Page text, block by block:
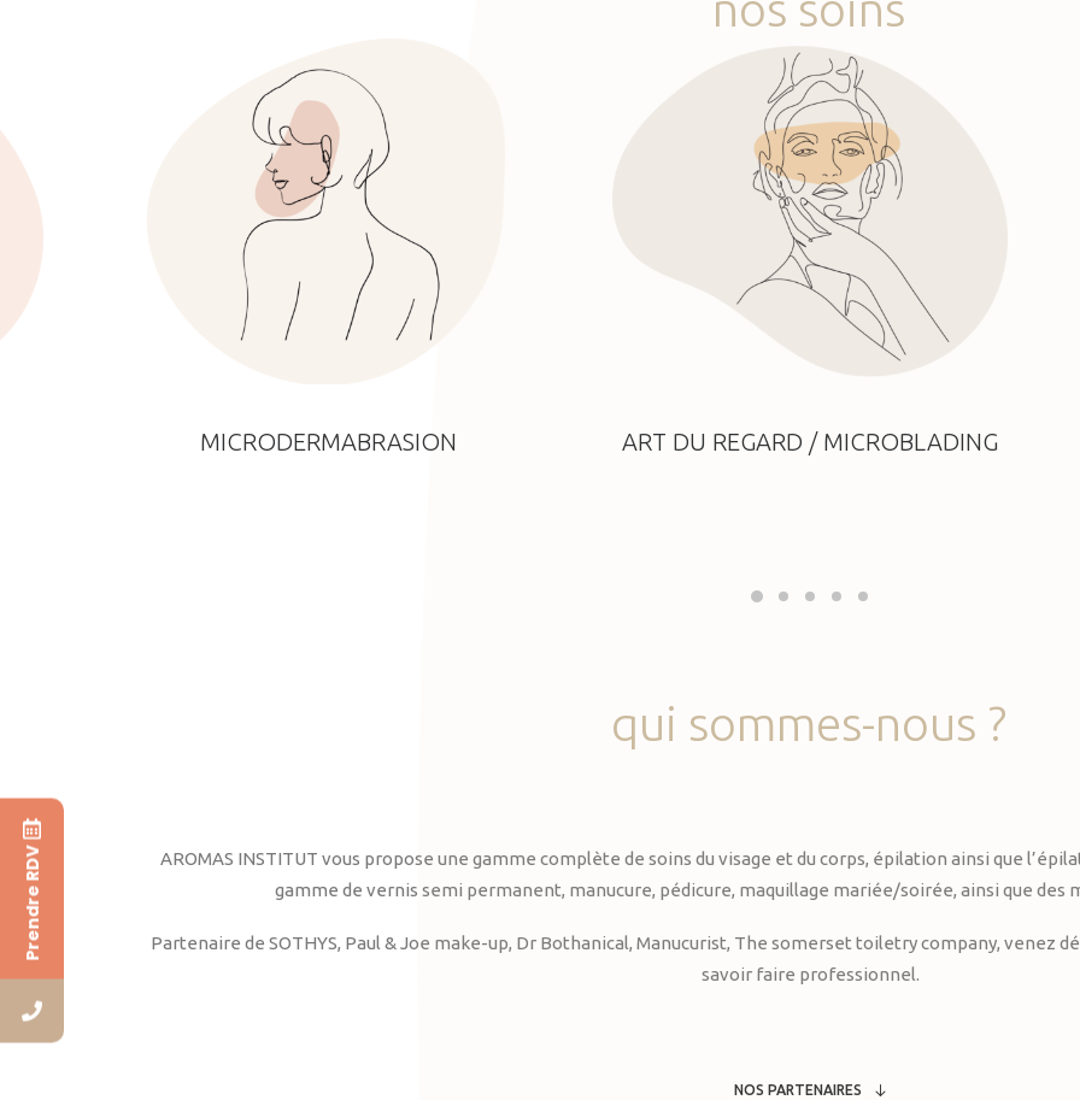
MICRODERMABRASION ART DU REGARD / MICROBLADING
qui sommes-nous ?
AROMAS INSTITUT vous propose une gamme complète de soins du visage et du corps, épilation ainsi que
gamme de vernis semi permanent, manucure, pédicure, maquillage mariée/soirée, ainsi que des
Partenaire de SOTHYS, Paul & Joe make-up, Dr Bothanical, Manucurist, The somerset toiletry company, venez
savoir faire professionnel.
NOS PARTENAIRES
Prendre RDV